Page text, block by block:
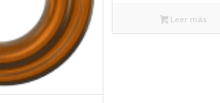
Leer más